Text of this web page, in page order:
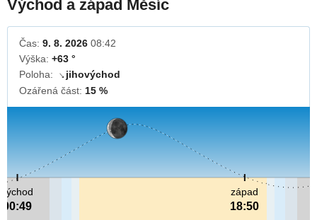
Východ a západ Měsíc
Čas: 9. 8. 2026 08:42
Výška: +63 °
Poloha:
↓ jihovýchod
Ozářená část: 15 %
východ
00:49
západ
18:50